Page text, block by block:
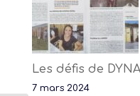
Les défis de
7 mars 2024